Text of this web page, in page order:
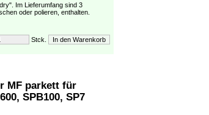
Im Lieferumfang sind 3
oder polieren, enthalten.
Stck.
MF parkett für
SPB100, SP7